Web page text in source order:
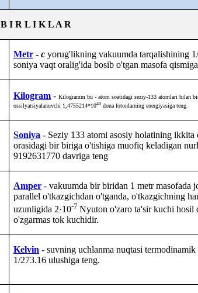
B I R L I K L A R
Metr -cyorug'likning vakuumda tarqalishining
soniya vaqt oralig'ida bosib o'tgan masofa
Kilogram -Kilogramm bu - atom soatidagi seziy-133 atomlari bilan
ossilyatsiyalanuvchi 1,4755214*1040 dona fotonlarning energiyasiga teng
Soniya - Seziy 133 atomi asosiy holatining ikkita
orasidagi bir biriga o'tishiga muofiq keladigan
9192631770 davriga teng
Amper - vakuumda bir biridan 1 metr masofada
parallel o'tkazgichdan o'tganda, o'tkazgichning
uzunligida 2·10-7 Nyuton o'zaro ta'sir kuchi hosil
o'zgarmas tok kuchidir.
Kelvin - suvning uchlanma nuqtasi termodinamik
1/273.16 ulushiga teng.